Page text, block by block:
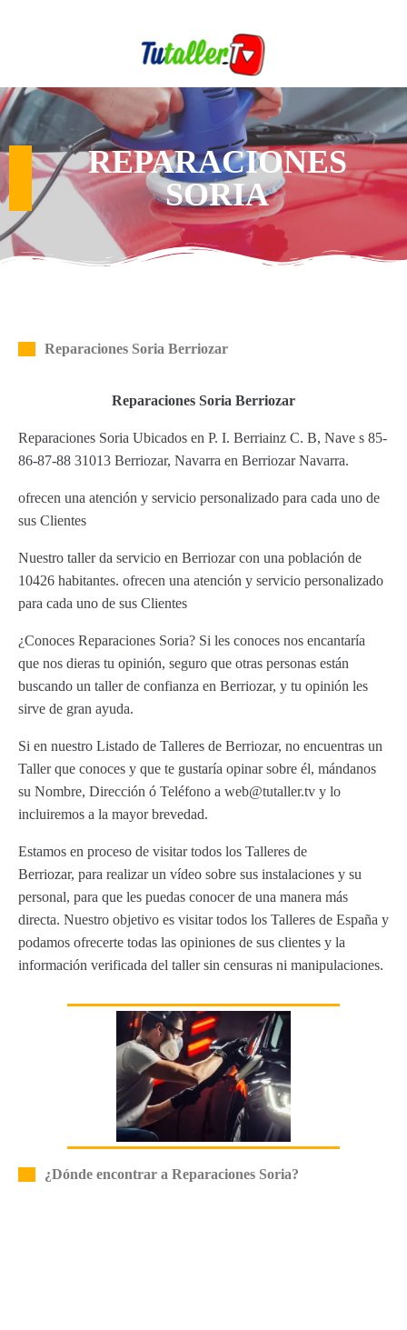
REPARACIONES
SORIA
Reparaciones Soria Berriozar
Reparaciones Soria Berriozar
Reparaciones Soria Ubicados en P. I. Berriainz C. B, Nave s 85-
86-87-88 31013 Berriozar, Navarra en Berriozar Navarra.
ofrecen una atención y servicio personalizado para cada uno de
sus Clientes
Nuestro taller da servicio en Berriozar con una población de
10426 habitantes. ofrecen una atención y servicio personalizado
para cada uno de sus Clientes
¿Conoces Reparaciones Soria? Si les conoces nos encantaría
que nos dieras tu opinión, seguro que otras personas están
buscando un taller de confianza en Berriozar, y tu opinión les
sirve de gran ayuda.
Si en nuestro Listado de Talleres de Berriozar, no encuentras un
Taller que conoces y que te gustaría opinar sobre él, mándanos
su Nombre, Dirección ó Teléfono a web@tutaller.tv y lo
incluiremos a la mayor brevedad.
Estamos en proceso de visitar todos los Talleres de
Berriozar, para realizar un vídeo sobre sus instalaciones y su
personal, para que les puedas conocer de una manera más
directa. Nuestro objetivo es visitar todos los Talleres de España y
podamos ofrecerte todas las opiniones de sus clientes y la
información verificada del taller sin censuras ni manipulaciones.
¿Dónde encontrar a Reparaciones Soria?